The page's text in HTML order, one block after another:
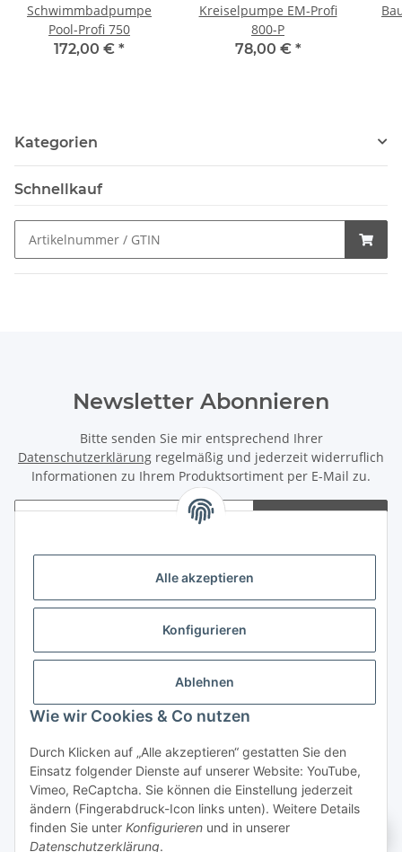
Alle akzeptieren
Konfigurieren
Ablehnen
Wie wir Cookies & Co nutzen
Durch Klicken auf „Alle akzeptieren“ gestatten Sie den
Einsatz folgender Dienste auf unserer Website: YouTube,
Vimeo, ReCaptcha. Sie können die Einstellung jederzeit
ändern (Fingerabdruck-Icon links unten). Weitere Details
finden Sie unter Konfigurieren und in unserer
Datenschutzerklärung.
Schwimmbadpumpe
Pool-Profi 750
172,00 € *
Kreiselpumpe EM-Profi
800-P
78,00 € *
Kategorien
Schnellkauf
Newsletter Abonnieren
Bitte senden Sie mir entsprechend Ihrer
Datenschutzerklärung regelmäßig und jederzeit widerruflich
Informationen zu Ihrem Produktsortiment per E-Mail zu.
Vertrag widerrufen